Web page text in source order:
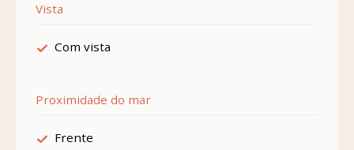
Vista
Com vista
Proximidade do mar
Frente